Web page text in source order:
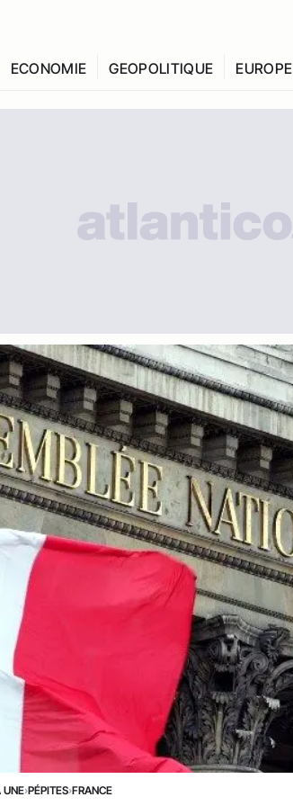
ECONOMIE GEOPOLITIQUE EUROPE
UNE›PÉPITES›FRANCE